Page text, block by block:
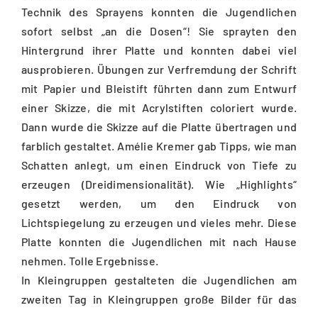
Technik des Sprayens konnten die Jugendlichen
sofort selbst „an die Dosen“! Sie sprayten den
Hintergrund ihrer Platte und konnten dabei viel
ausprobieren. Übungen zur Verfremdung der Schrift
mit Papier und Bleistift führten dann zum Entwurf
einer Skizze, die mit Acrylstiften coloriert wurde.
Dann wurde die Skizze auf die Platte übertragen und
farblich gestaltet. Amélie Kremer gab Tipps, wie man
Schatten anlegt, um einen Eindruck von Tiefe zu
erzeugen (Dreidimensionalität). Wie „Highlights“
gesetzt werden, um den Eindruck von
Lichtspiegelung zu erzeugen und vieles mehr. Diese
Platte konnten die Jugendlichen mit nach Hause
nehmen. Tolle Ergebnisse.
In Kleingruppen gestalteten die Jugendlichen am
zweiten Tag in Kleingruppen große Bilder für das